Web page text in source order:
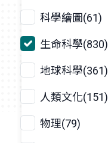
科學繪圖(61)
生命科學(830)
地球科學(361)
人類文化(151)
物理(79)